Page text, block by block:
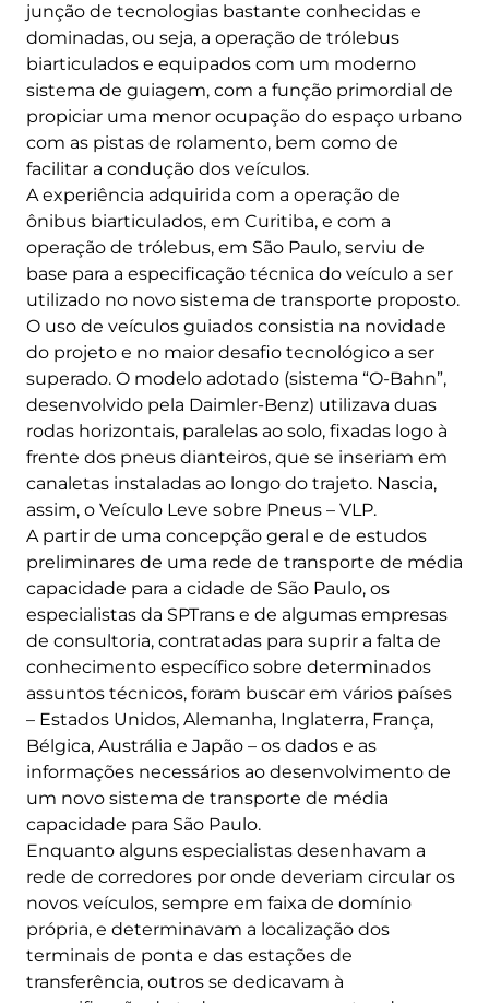
junção de tecnologias bastante conhecidas e
dominadas, ou seja, a operação de trólebus
biarticulados e equipados com um moderno
sistema de guiagem, com a função primordial de
propiciar uma menor ocupação do espaço urbano
com as pistas de rolamento, bem como de
facilitar a condução dos veículos.
A experiência adquirida com a operação de
ônibus biarticulados, em Curitiba, e com a
operação de trólebus, em São Paulo, serviu de
base para a especificação técnica do veículo a ser
utilizado no novo sistema de transporte proposto.
O uso de veículos guiados consistia na novidade
do projeto e no maior desafio tecnológico a ser
superado. O modelo adotado (sistema “O-Bahn”,
desenvolvido pela Daimler-Benz) utilizava duas
rodas horizontais, paralelas ao solo, fixadas logo à
frente dos pneus dianteiros, que se inseriam em
canaletas instaladas ao longo do trajeto. Nascia,
assim, o Veículo Leve sobre Pneus – VLP.
A partir de uma concepção geral e de estudos
preliminares de uma rede de transporte de média
capacidade para a cidade de São Paulo, os
especialistas da SPTrans e de algumas empresas
de consultoria, contratadas para suprir a falta de
conhecimento específico sobre determinados
assuntos técnicos, foram buscar em vários países
– Estados Unidos, Alemanha, Inglaterra, França,
Bélgica, Austrália e Japão – os dados e as
informações necessários ao desenvolvimento de
um novo sistema de transporte de média
capacidade para São Paulo.
Enquanto alguns especialistas desenhavam a
rede de corredores por onde deveriam circular os
novos veículos, sempre em faixa de domínio
própria, e determinavam a localização dos
terminais de ponta e das estações de
transferência, outros se dedicavam à